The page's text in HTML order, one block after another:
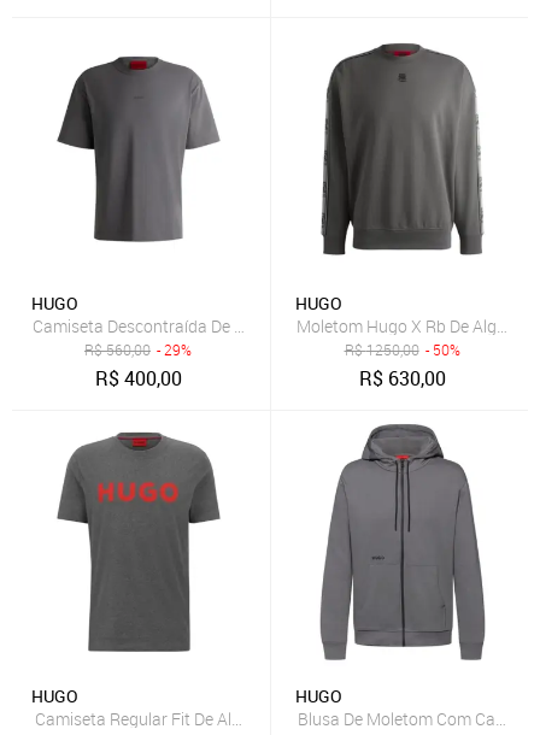
HUGO
Camiseta Descontraída De Algodão Com Logo Estampado
R$560,00 - 29%
R$400,00
HUGO
Moletom Hugo X Rb De
R$1250,00 - 50%
R$ 630,00
HUGO
Camiseta Regular Fit De Algodão Com Logotipo Em Contraste Cinza
HUGO
Blusa De Moletom Com Capuz